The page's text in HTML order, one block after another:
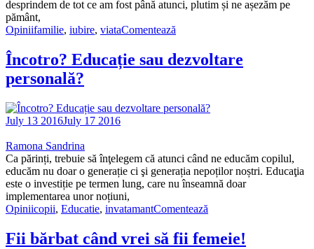
desprindem de tot ce am fost până atunci, plutim și ne așezăm pe
pământ,
Opiniifamilie, iubire, viataComentează
Încotro? Educație sau dezvoltare
personală?
July 13 2016July 17 2016
Ramona Sandrina
Ca părinți, trebuie să înţelegem că atunci când ne educăm copilul,
educăm nu doar o generație ci şi generația nepoților noștri. Educaţia
este o investiție pe termen lung, care nu înseamnă doar
implementarea unor noțiuni,
Opiniicopii, Educatie, invatamantComentează
Fii bărbat când vrei să fii femeie!